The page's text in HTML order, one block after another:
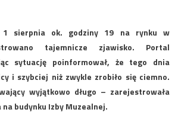
1 sierpnia ok. godziny 19 na rynku w
tajemnicze zjawisko. Portal
sytuację poinformował, że tego dnia
i szybciej niż zwykle zrobiło się ciemno.
wyjątkowo długo – zarejestrowała
budynku Izby Muzealnej.